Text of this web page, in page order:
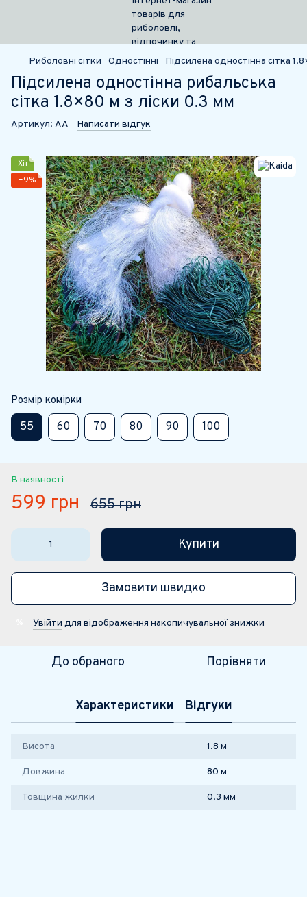
Риболовні сітки Одностінні Підсилена одностінна сітка
Підсилена одностінна рибальська
сітка 1.8×80 м з ліски 0.3 мм
Артикул: АА Написати відгук
Хіт
−9%
Розмір комірки
55 60 70 80 90 100
В наявності
599 грн 655 грн
Купити
Замовити швидко
Увійти для відображення накопичувальної знижки
До обраного Порівняти
Характеристики Відгуки
Висота 1.8 м
Довжина 80 м
Товщина жилки 0.3 мм